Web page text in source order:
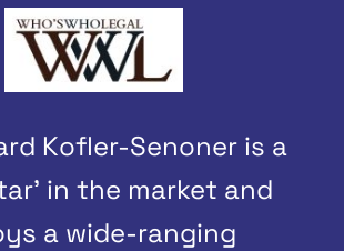
Kofler-Senoner is a
in the market and
a wide-ranging